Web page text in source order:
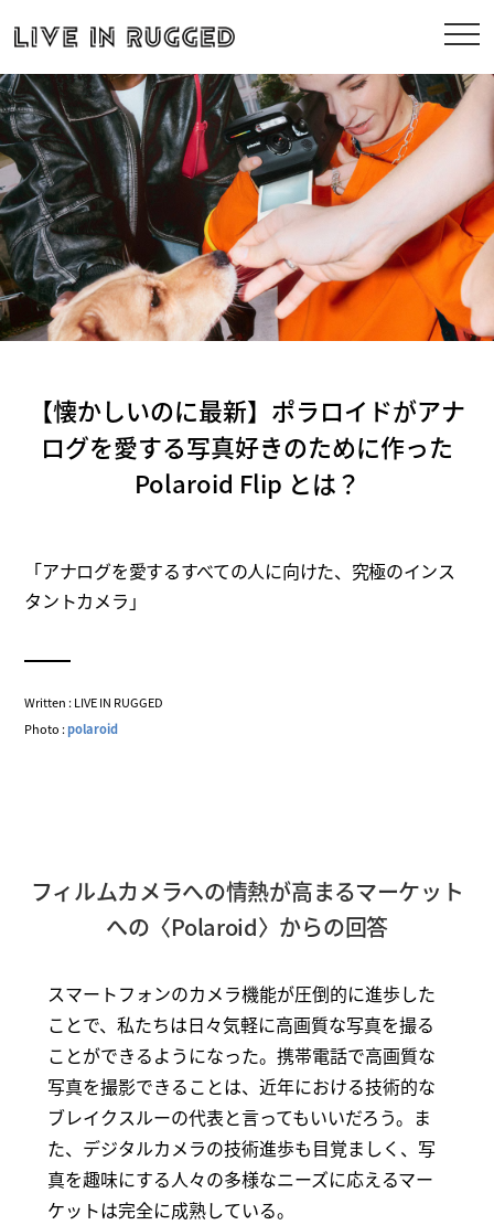
【懐かしいのに最新】ポラロイドがアナ
ログを愛する写真好きのために作った
Polaroid Flip とは？
「アナログを愛するすべての人に向けた、究極のインス
タントカメラ」
Written : LIVE IN RUGGED
Photo :polaroid
フィルムカメラへの情熱が高まるマーケット
への〈Polaroid〉からの回答
スマートフォンのカメラ機能が圧倒的に進歩した
ことで、私たちは日々気軽に高画質な写真を撮る
ことができるようになった。携帯電話で高画質な
写真を撮影できることは、近年における技術的な
ブレイクスルーの代表と言ってもいいだろう。ま
た、デジタルカメラの技術進歩も目覚ましく、写
真を趣味にする人々の多様なニーズに応えるマー
ケットは完全に成熟している。